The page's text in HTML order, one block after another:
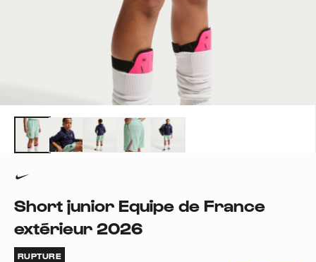
Short junior Equipe de France
extérieur 2026
RUPTURE